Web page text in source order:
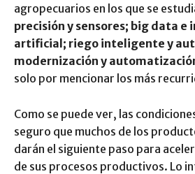
agropecuarios en los que se
precisión y sensores; big data e
artificial; riego inteligente y
modernización y
solo por mencionar los más
Como se puede ver, las
seguro que muchos de los
darán el siguiente paso para
de sus procesos productivos. Lo